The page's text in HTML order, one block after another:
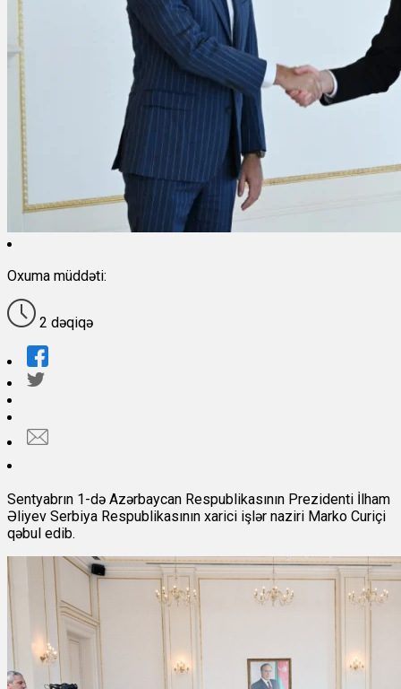
Oxuma müddəti:
2 dəqiqə
Sentyabrın 1-də Azərbaycan Respublikasının Prezidenti İlham
Əliyev Serbiya Respublikasının xarici işlər naziri Marko Curiçi
qəbul edib.